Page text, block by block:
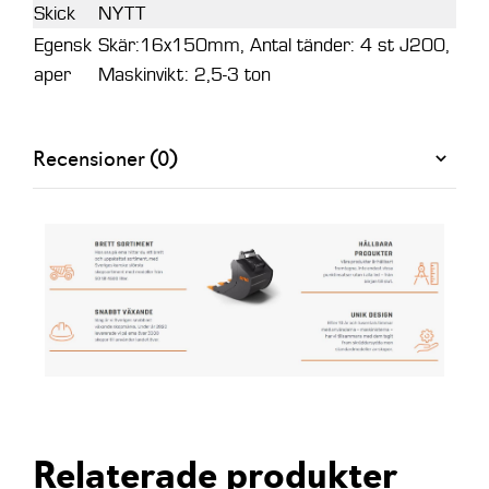
Skick
NYTT
Egensk
aper
Skär:16x150mm, Antal tänder: 4 st J200,
Maskinvikt: 2,5-3 ton
Recensioner (0)
Relaterade produkter